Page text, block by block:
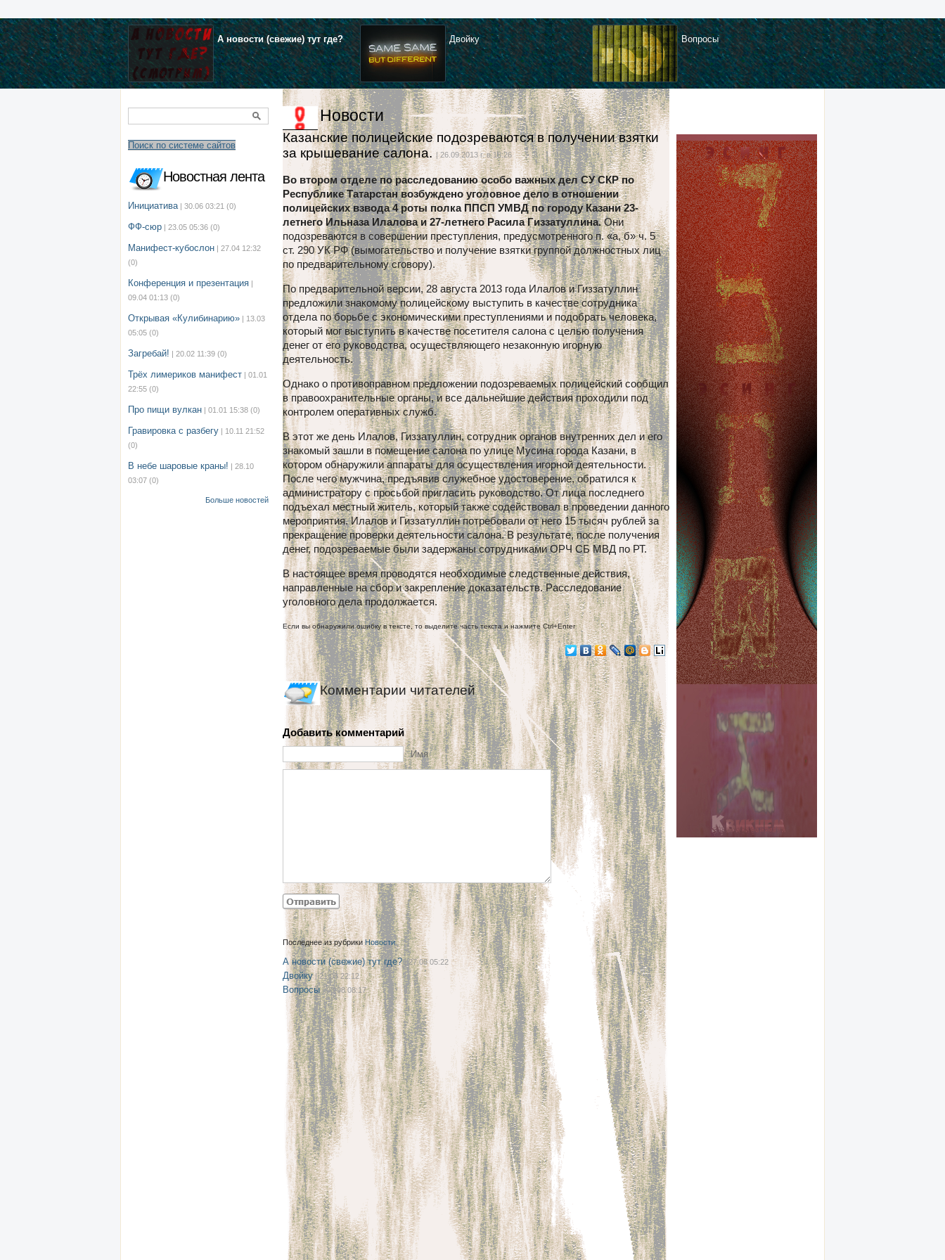
А новости (свежие) тут где? Двойку Вопросы
Поиск по системе сайтов
Новостная лента
Инициатива | 30.06 03:21 (0)
ФФ-сюр | 23.05 05:36 (0)
Манифест-кубослон | 27.04 12:32
(0)
Конференция и презентация |
09.04 01:13 (0)
Открывая «Кулибинарию» | 13.03
05:05 (0)
Загребай! | 20.02 11:39 (0)
Трёх лимериков манифест | 01.01
22:55 (0)
Про пищи вулкан | 01.01 15:38 (0)
Гравировка с разбегу | 10.11 21:52
(0)
В небе шаровые краны! | 28.10
03:07 (0)
Больше новостей
Новости
Казанские полицейские подозреваются в получении взятки
за крышевание салона. | 26.09.2013 г. в 18:26
Во втором отделе по расследованию особо важных дел СУ СКР по
Республике Татарстан возбуждено уголовное дело в отношении
полицейских взвода 4 роты полка ППСП УМВД по городу Казани 23-
летнего Ильназа Илалова и 27-летнего Расила Гиззатуллина.Они
подозреваются в совершении преступления, предусмотренного п. «а, б» ч. 5
ст. 290 УК РФ (вымогательство и получение взятки группой должностных лиц
по предварительному сговору).
По предварительной версии, 28 августа 2013 года Илалов и Гиззатуллин
предложили знакомому полицейскому выступить в качестве сотрудника
отдела по борьбе с экономическими преступлениями и подобрать человека,
который мог выступить в качестве посетителя салона с целью получения
денег от его руководства, осуществляющего незаконную игорную
деятельность.
Однако о противоправном предложении подозреваемых полицейский сообщил
в правоохранительные органы, и все дальнейшие действия проходили под
контролем оперативных служб.
В этот же день Илалов, Гиззатуллин, сотрудник органов внутренних дел и его
знакомый зашли в помещение салона по улице Мусина города Казани, в
котором обнаружили аппараты для осуществления игорной деятельности.
После чего мужчина, предъявив служебное удостоверение, обратился к
администратору с просьбой пригласить руководство. От лица последнего
подъехал местный житель, который также содействовал в проведении данного
мероприятия. Илалов и Гиззатуллин потребовали от него 15 тысяч рублей за
прекращение проверки деятельности салона. В результате, после получения
денег, подозреваемые были задержаны сотрудниками ОРЧ СБ МВД по РТ.
В настоящее время проводятся необходимые следственные действия,
направленные на сбор и закрепление доказательств. Расследование
уголовного дела продолжается.
Если вы обнаружили ошибку в тексте, то выделите часть текста и нажмите Ctrl+Enter
Комментарии читателей
Добавить комментарий
Имя
Последнее из рубрикиНовости
А новости (свежие) тут где?| 27.08 05:22
Двойку| 21.08 22:12
Вопросы| 08.08 08:17